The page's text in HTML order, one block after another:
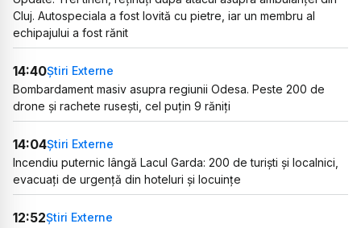
Cluj. Autospeciala a fost lovită cu pietre, iar un membru al
echipajului a fost rănit
14:40Știri Externe
Bombardament masiv asupra regiunii Odesa. Peste 200 de
drone și rachete rusești, cel puțin 9 răniți
14:04Știri Externe
Incendiu puternic lângă Lacul Garda: 200 de turiști și localnici,
evacuați de urgență din hoteluri și locuințe
12:52Știri Externe